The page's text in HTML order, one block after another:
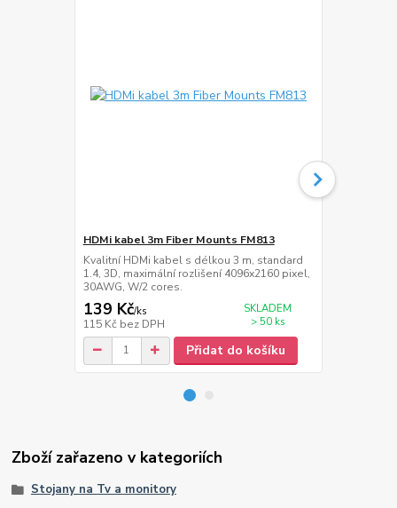
HDMi kabel 3m Fiber Mounts FM813
Kvalitní HDMi kabel s délkou 3 m, standard
1.4, 3D, maximální rozlišení 4096x2160 pixel,
30AWG, W/2 cores.
139 Kč/ks
115 Kč bez DPH
SKLADEM
> 50 ks
Přidat do košíku
Zboží zařazeno v kategoriích
Stojany na Tv a monitory